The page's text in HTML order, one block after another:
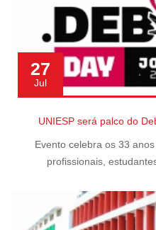
27
Jul
UNIESP será palco do
Evento celebra os 33
profissionais,